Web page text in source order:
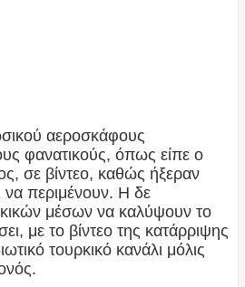
αεροσκάφους
φανατικούς, όπως είπε ο
σε βίντεο, καθώς ήξεραν
να περιμένουν. Η δε
μέσων να καλύψουν το
με το βίντεο της κατάρριψης
τουρκικό κανάλι μόλις